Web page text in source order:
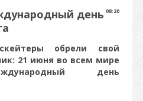
08:20
день
обрели свой
21 июня во всем мире
день